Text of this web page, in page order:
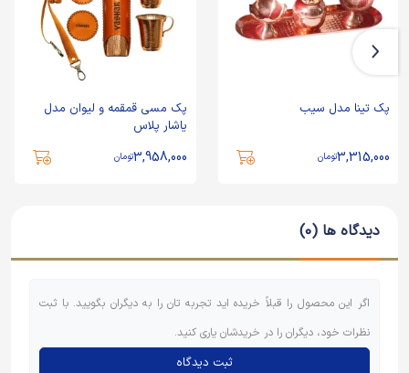
پک تینا مدل سیب
3,315,000تومان
پک مسی قمقمه و لیوان مدل
یاشار پلاس
3,958,000تومان
دیدگاه ها (0)
اگر این محصول را قبلاً خریده اید تجربه تان را به دیگران بگویید. با ثبت
نظرات خود، دیگران را در خریدشان یاری کنید.
ثبت دیدگاه